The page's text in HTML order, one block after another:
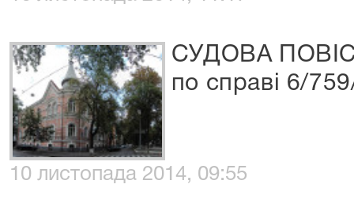
СУДОВА
по справі 6/
10 листопада 2014, 09:55